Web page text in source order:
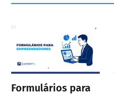
Formulários para